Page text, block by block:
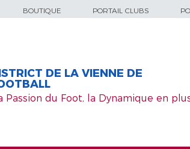
BOUTIQUE PORTAIL CLUBS
DE LA VIENNE DE
Passion du Foot, la Dynamique en